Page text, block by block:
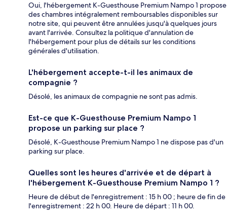
Oui, l'hébergement K-Guesthouse Premium Nampo 1 propose
des chambres intégralement remboursables disponibles sur
notre site, qui peuvent être annulées jusqu'à quelques jours
avant l'arrivée. Consultez la politique d'annulation de
l'hébergement pour plus de détails sur les conditions
générales d'utilisation.
L'hébergement accepte-t-il les animaux de
compagnie ?
Désolé, les animaux de compagnie ne sont pas admis.
Est-ce que K-Guesthouse Premium Nampo 1
propose un parking sur place ?
Désolé, K-Guesthouse Premium Nampo 1 ne dispose pas d'un
parking sur place.
Quelles sont les heures d'arrivée et de départ à
l'hébergement K-Guesthouse Premium Nampo 1 ?
Heure de début de l'enregistrement : 15 h 00 ; heure de fin de
l'enregistrement : 22 h 00. Heure de départ : 11 h 00.